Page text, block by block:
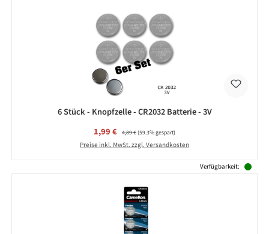
6 Stück - Knopfzelle - CR2032 Batterie - 3V
Verkaufspreis:
1,99 € Regulärer Preis:
4,89 €(59.3% gespart)
Preise inkl. MwSt. zzgl. Versandkosten
Verfügbarkeit: